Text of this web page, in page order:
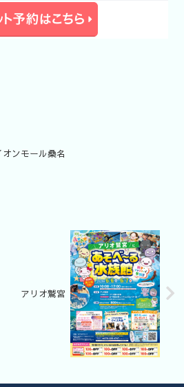
オンモール桑名
アリオ鷲宮